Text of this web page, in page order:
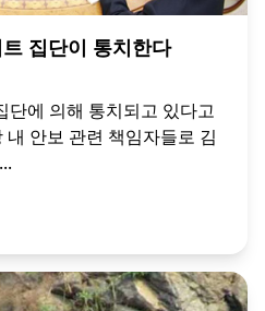
집단이 통치한다
단에 의해 통치되고 있다고
안보 관련 책임자들로 김